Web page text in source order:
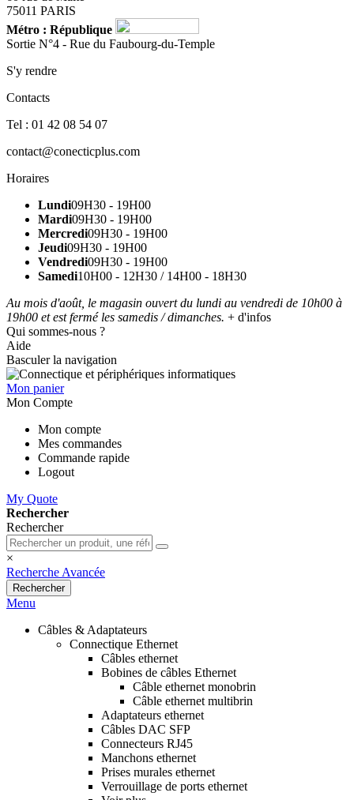
75011 PARIS
Métro : République
Sortie N°4 - Rue du Faubourg-du-Temple
S'y rendre
Contacts
Tel : 01 42 08 54 07
contact@conecticplus.com
Horaires
Lundi09H30 - 19H00
Mardi09H30 - 19H00
Mercredi09H30 - 19H00
Jeudi09H30 - 19H00
Vendredi09H30 - 19H00
Samedi10H00 - 12H30 / 14H00 - 18H30
Au mois d'août, le magasin ouvert du lundi au vendredi de 10h00 à
19h00 et est fermé les samedis / dimanches. + d'infos
Qui sommes-nous ?
Aide
Basculer la navigation
Mon panier
Mon Compte
Mon compte
Mes commandes
Commande rapide
Logout
My Quote
Rechercher
Rechercher
×
Recherche Avancée
Rechercher
Menu
Câbles & Adaptateurs
Connectique Ethernet
Câbles ethernet
Bobines de câbles Ethernet
Câble ethernet monobrin
Câble ethernet multibrin
Adaptateurs ethernet
Câbles DAC SFP
Connecteurs RJ45
Manchons ethernet
Prises murales ethernet
Verrouillage de ports ethernet